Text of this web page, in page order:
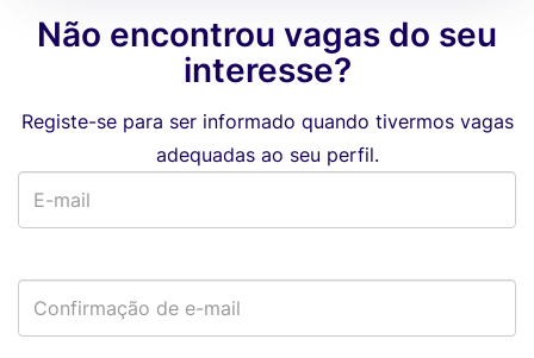
Não encontrou vagas do seu
interesse?
Registe-se para ser informado quando tivermos vagas
adequadas ao seu perfil.